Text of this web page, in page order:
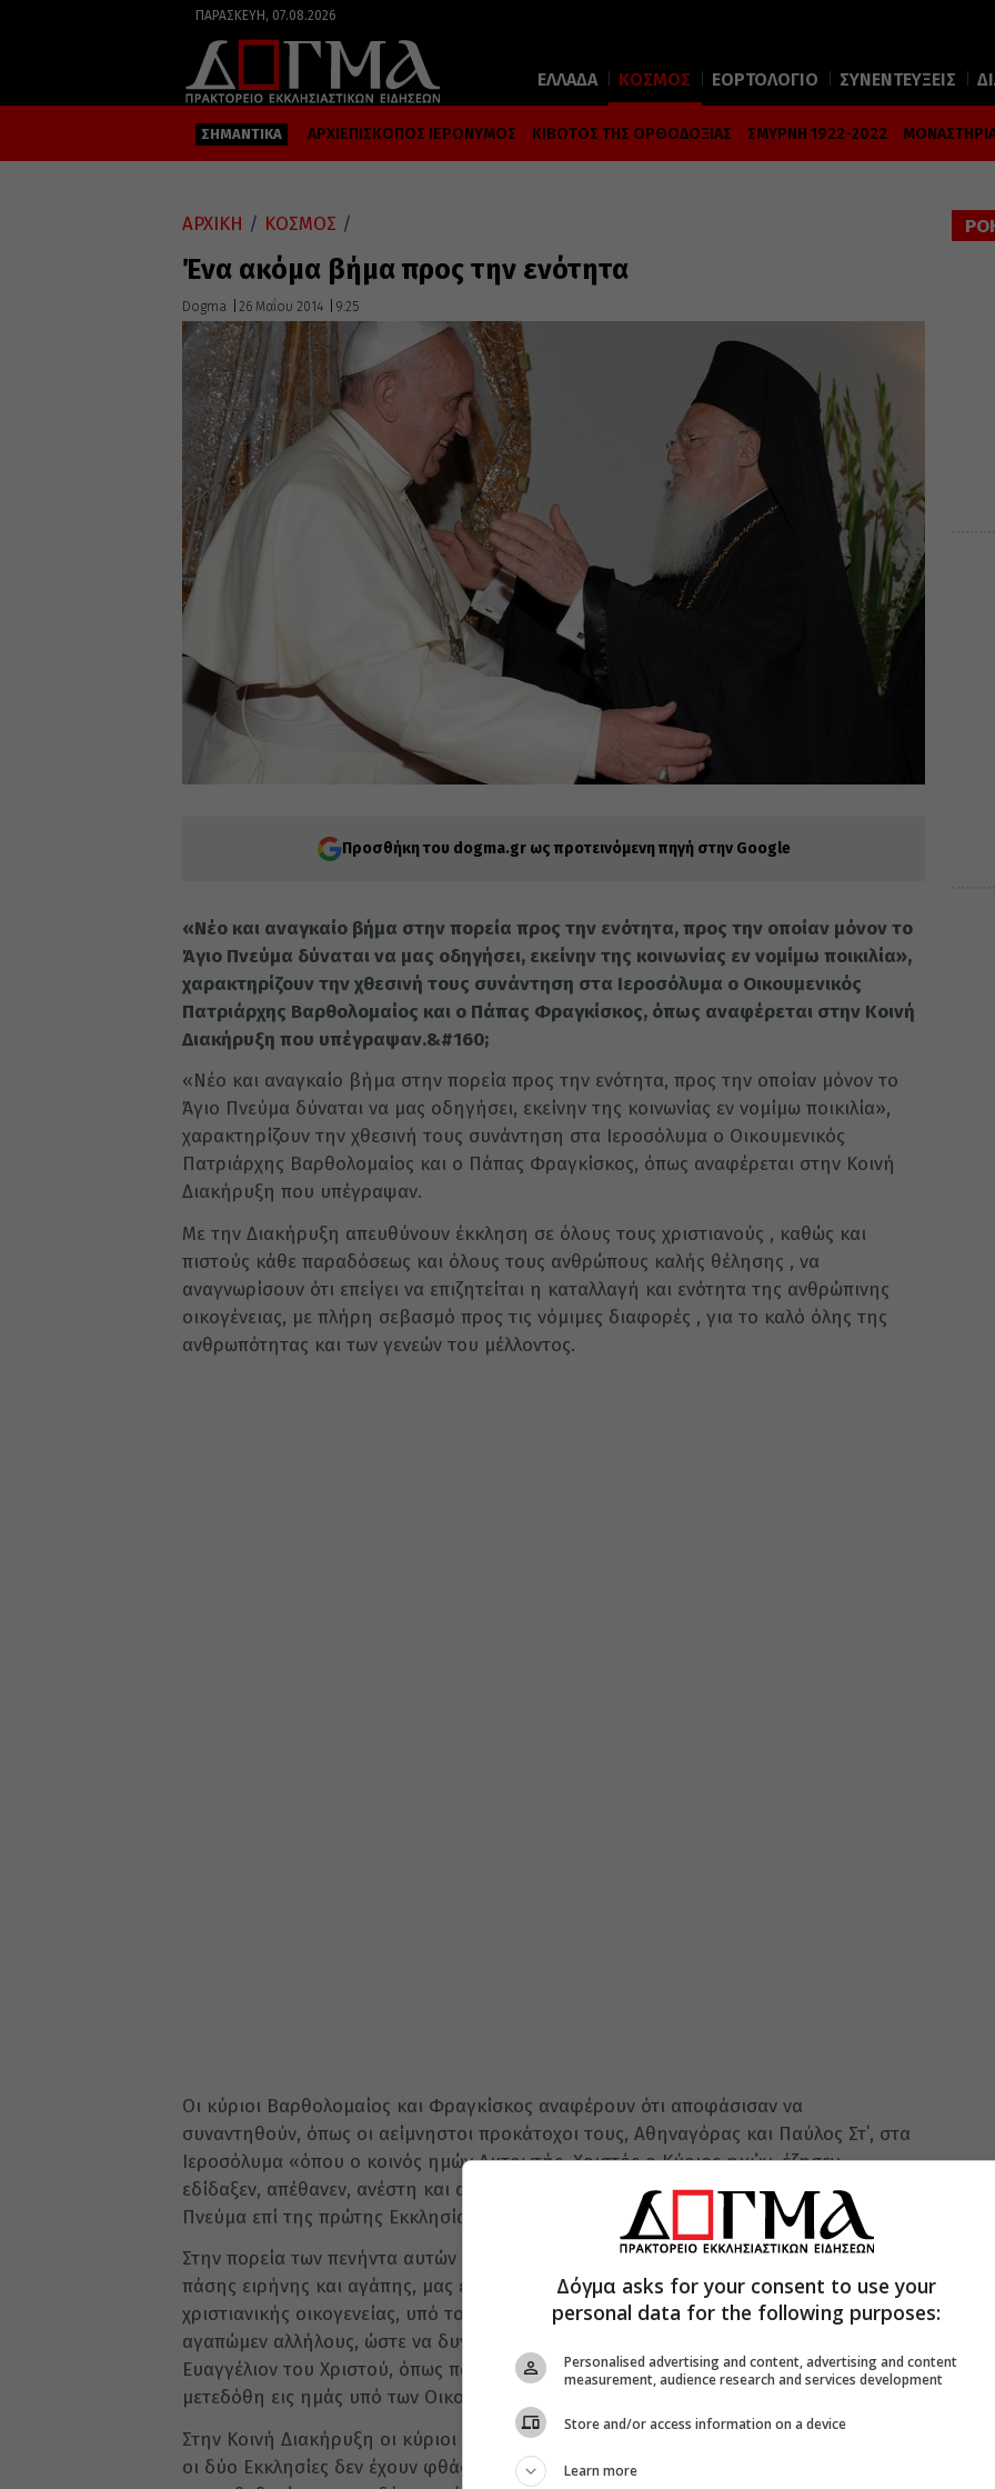
ΠΑΡΑΣΚΕΥΉ, 07.08.2026
ΕΛΛΑΔΑ ΚΟΣΜΟΣ ΕΟΡΤΟΛΟΓΙΟ ΣΥΝΕΝΤΕΥΞΕΙΣ
ΣΗΜΑΝΤΙΚΑ ΑΡΧΙΕΠΙΣΚΟΠΟΣ ΙΕΡΩΝΥΜΟΣ ΚΙΒΩΤΟΣ ΤΗΣ ΟΡΘΟΔΟΞΙΑΣ ΣΜΥΡΝΗ 1922-2022
ΑΡΧΙΚΗ / ΚΟΣΜΟΣ /
Ένα ακόμα βήμα προς την ενότητα
Dogma 26 Μαΐου 2014 9:25
Προσθήκη του dogma.gr ως προτεινόμενη πηγή στην Google
«Νέο και αναγκαίο βήμα στην πορεία προς την ενότητα, προς την οποίαν μόνον το
Άγιο Πνεύμα δύναται να μας οδηγήσει, εκείνην της κοινωνίας εν νομίμω ποικιλία»,
χαρακτηρίζουν την χθεσινή τους συνάντηση στα Ιεροσόλυμα ο Οικουμενικός
Πατριάρχης Βαρθολομαίος και ο Πάπας Φραγκίσκος, όπως αναφέρεται στην Κοινή
Διακήρυξη που υπέγραψαν.&#160;
«Νέο και αναγκαίο βήμα στην πορεία προς την ενότητα, προς την οποίαν μόνον το
Άγιο Πνεύμα δύναται να μας οδηγήσει, εκείνην της κοινωνίας εν νομίμω ποικιλία»,
χαρακτηρίζουν την χθεσινή τους συνάντηση στα Ιεροσόλυμα ο Οικουμενικός
Πατριάρχης Βαρθολομαίος και ο Πάπας Φραγκίσκος, όπως αναφέρεται στην Κοινή
Διακήρυξη που υπέγραψαν.
Με την Διακήρυξη απευθύνουν έκκληση σε όλους τους χριστιανούς , καθώς και
πιστούς κάθε παραδόσεως και όλους τους ανθρώπους καλής θέλησης , να
αναγνωρίσουν ότι επείγει να επιζητείται η καταλλαγή και ενότητα της ανθρώπινης
οικογένειας, με πλήρη σεβασμό προς τις νόμιμες διαφορές , για το καλό όλης της
ανθρωπότητας και των γενεών του μέλλοντος.
Οι κύριοι Βαρθολομαίος και Φραγκίσκος αναφέρουν ότι αποφάσισαν να
συναντηθούν, όπως οι αείμνηστοι προκάτοχοι τους, Αθηναγόρας και Παύλος Στ΄, στα
Ιεροσόλυμα «όπου ο κοινός ημών Λυτρωτής, Χριστός ο Κύριος ημών, έζησεν,
εδίδαξεν, απέθανεν, ανέστη και ανελήφθη εις τούς ουρανούς, όθεν απέστειλε το Άγιον
Πνεύμα επί της πρώτης Εκκλησίας».
Στην πορεία των πενήντα αυτών ετών αναφέρεται στην Διακήρυξη «ο Θεός, η πηγή
πάσης ειρήνης και αγάπης, μας εδίδαξε να σεβώμεθα αλλήλους ως μέλη της
χριστιανικής οικογενείας, υπό τον ένα Κύριο καί Σωτήρα Ιησού Χριστό και να
αγαπώμεν αλλήλους, ώστε να δυνηθώμεν να ομολογήσωμεν την πίστιν μας εις το ίδιον
Ευαγγέλιον του Χριστού, όπως παρελήφθη υπό των Αποστόλων και εξεφράσθη και
μετεδόθη εις ημάς υπό των Οικουμενικών Συνόδων και των Πατέρων της Εκκλησίας».
Στην Κοινή Διακήρυξη οι κύριοι Βαρθολομαίος και Φραγκίσκος, ενώ αναγνωρίζουν ότι
οι δύο Εκκλησίες δεν έχουν φθάσει στο σκοπό της πλήρους κοινωνίας,
Δόγμα asks for your consent to use your
personal data for the following purposes:
Personalised advertising and content, advertising and content
measurement, audience research and services development
Store and/or access information on a device
Learn more